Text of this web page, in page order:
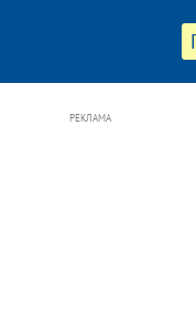
РЕКЛАМА